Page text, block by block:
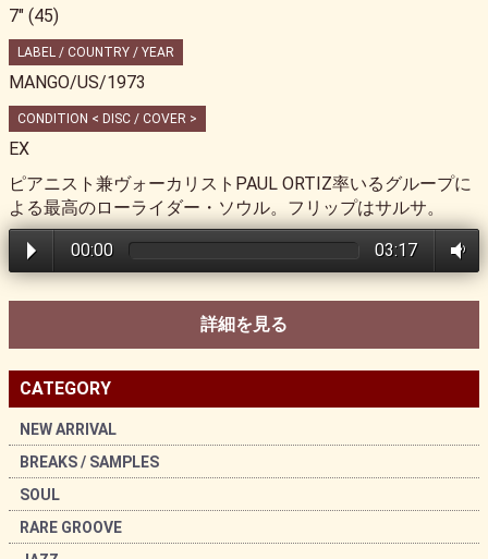
CATEGORY
NEW ARRIVAL
BREAKS / SAMPLES
SOUL
RARE GROOVE
7" (45)
LABEL / COUNTRY / YEAR
MANGO/US/1973
CONDITION < DISC / COVER >
EX
ピアニスト兼ヴォーカリストPAUL ORTIZ率いるグループに
よる最高のローライダー・ソウル。フリップはサルサ。
00:00 03:17
詳細を見る